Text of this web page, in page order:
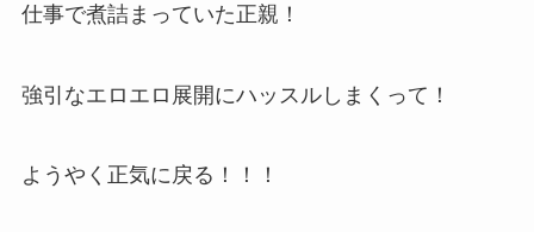
仕事で煮詰まっていた正親！
強引なエロエロ展開にハッスルしまくって！
ようやく正気に戻る！！！